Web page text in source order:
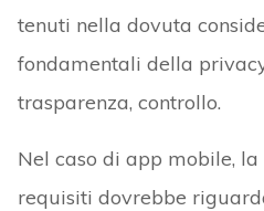
tenuti nella dovuta
fondamentali della
trasparenza, controllo.
Nel caso di app mobile,
requisiti dovrebbe